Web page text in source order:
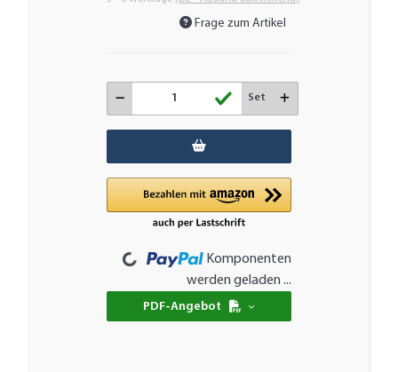
Frage zum Artikel
Set
Loading...
Komponenten
werden geladen ...
PDF-Angebot